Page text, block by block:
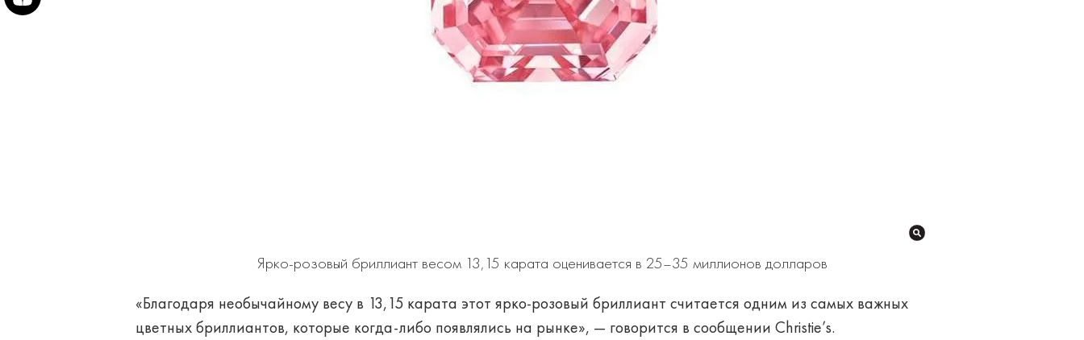
Ярко-розовый бриллиант весом 13,15 карата оценивается в 25–35 миллионов долларов
«Благодаря необычайному весу в 13,15 карата этот ярко-розовый бриллиант считается одним из самых важных
цветных бриллиантов, которые когда-либо появлялись на рынке», — говорится в сообщении Christie’s.